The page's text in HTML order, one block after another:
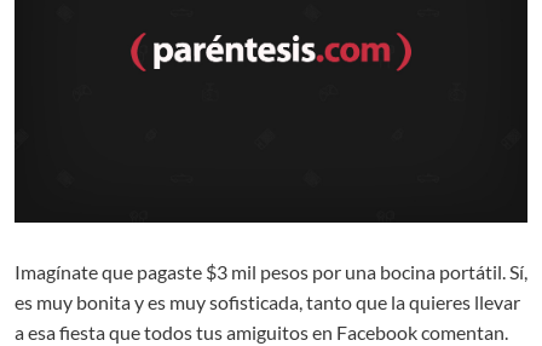
Imagínate que pagaste $3 mil pesos por una bocina portátil. Sí,
es muy bonita y es muy sofisticada, tanto que la quieres llevar
a esa fiesta que todos tus amiguitos en Facebookcomentan.